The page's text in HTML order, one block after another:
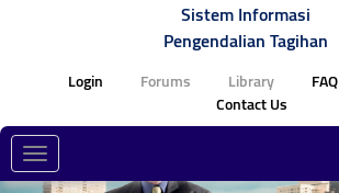
Sistem Informasi
Pengendalian Tagihan
Login Forums Library FAQ
Contact Us
Toggle
navigation